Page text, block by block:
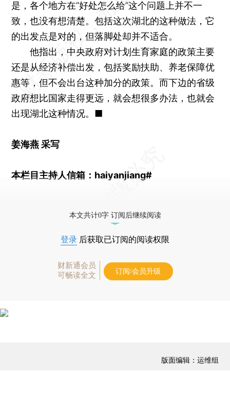
是，各个地方在“好处怎么给”这个问题上并不一
致，也没有想清楚。包括这次湖北的这种做法，它
的出发点是对的，但落脚处却并不适合。
他指出，中央政府对计划生育家庭的政策主要
还是从经济补偿出发，包括奖励扶助、养老保障优
惠等，但不会出台这种加分的政策。而下边的省级
政府想比国家走得更远，就会想很多办法，也就会
出现湖北这种情况。■
姜海燕 采写
本栏目主持人信箱：haiyanjiang#
本文共计0字 订阅后继续阅读
登录 后获取已订阅的阅读权限
财新通会员
可畅读全文
订阅/会员升级
版面编辑：运维组